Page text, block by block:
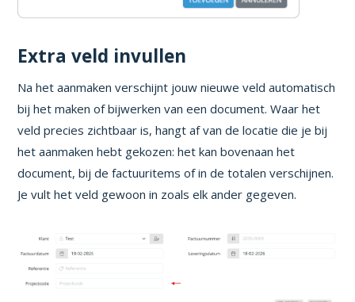
Extra veld invullen
Na het aanmaken verschijnt jouw nieuwe veld automatisch
bij het maken of bijwerken van een document. Waar het
veld precies zichtbaar is, hangt af van de locatie die je bij
het aanmaken hebt gekozen: het kan bovenaan het
document, bij de factuuritems of in de totalen verschijnen.
Je vult het veld gewoon in zoals elk ander gegeven.